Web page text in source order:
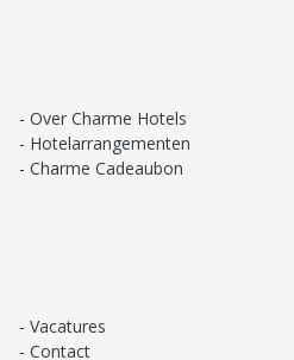
Over Charme Hotels
Hotelarrangementen
Charme Cadeaubon
Vacatures
Contact